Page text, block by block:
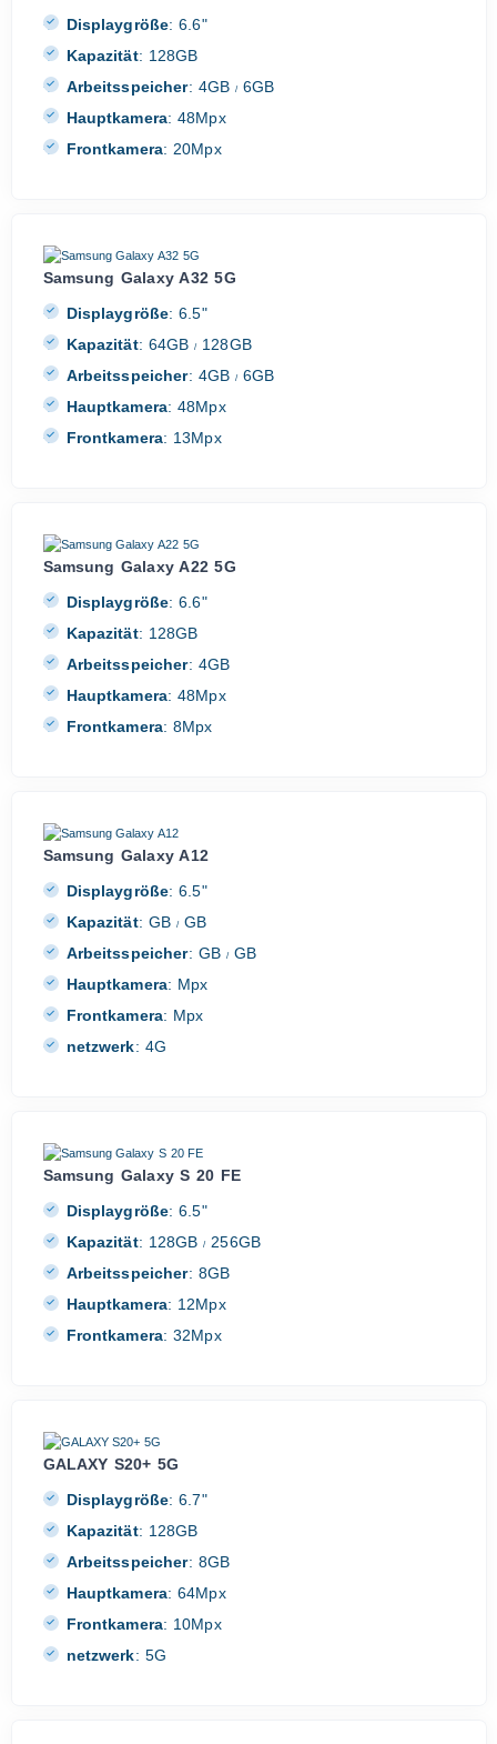
Displaygröße: 6.6"
Kapazität: 128GB
Arbeitsspeicher: 4GB / 6GB
Hauptkamera: 48Mpx
Frontkamera: 20Mpx
Samsung Galaxy A32 5G
Displaygröße: 6.5"
Kapazität: 64GB/ 128GB
Arbeitsspeicher: 4GB / 6GB
Hauptkamera: 48Mpx
Frontkamera: 13Mpx
Samsung Galaxy A22 5G
Displaygröße: 6.6"
Kapazität: 128GB
Arbeitsspeicher: 4GB
Hauptkamera: 48Mpx
Frontkamera: 8Mpx
Samsung Galaxy A12
Displaygröße: 6.5"
Kapazität: GB / GB
Arbeitsspeicher: GB /GB
Hauptkamera: Mpx
Frontkamera: Mpx
netzwerk: 4G
Samsung Galaxy S 20 FE
Displaygröße: 6.5"
Kapazität: 128GB/ 256GB
Arbeitsspeicher: 8GB
Hauptkamera: 12Mpx
Frontkamera: 32Mpx
GALAXY S20+ 5G
Displaygröße: 6.7"
Kapazität: 128GB
Arbeitsspeicher: 8GB
Hauptkamera: 64Mpx
Frontkamera: 10Mpx
netzwerk: 5G